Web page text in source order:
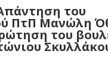
του
ΠτΠ Μανώλη
του